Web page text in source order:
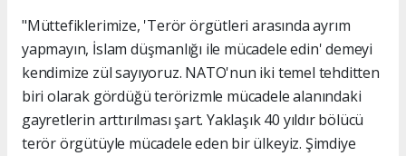
"Müttefiklerimize, 'Terör örgütleri arasında ayrım
yapmayın, İslam düşmanlığı ile mücadele edin' demeyi
kendimize zül sayıyoruz. NATO'nun iki temel tehditten
biri olarak gördüğü terörizmle mücadele alanındaki
gayretlerin arttırılması şart. Yaklaşık 40 yıldır bölücü
terör örgütüyle mücadele eden bir ülkeyiz. Şimdiye